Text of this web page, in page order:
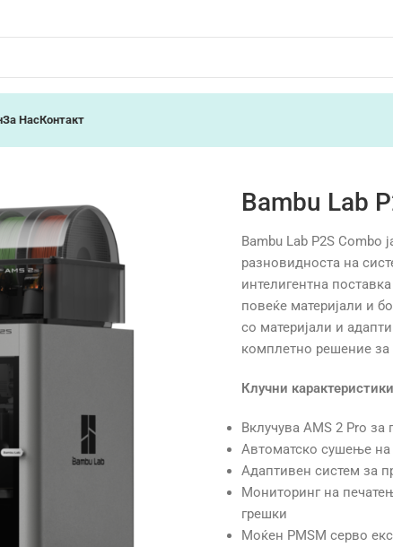
За НасКонтакт
Bambu Lab
Bambu Lab P2S Combo
разновидноста на
интелигентна
повеќе материјали и
со материјали и
комплетно решение за
Клучни карактеристики
Вклучува AMS 2 Pro
Автоматско сушење на
Адаптивен систем за
Мониторинг на
грешки
Моќен PMSM серво